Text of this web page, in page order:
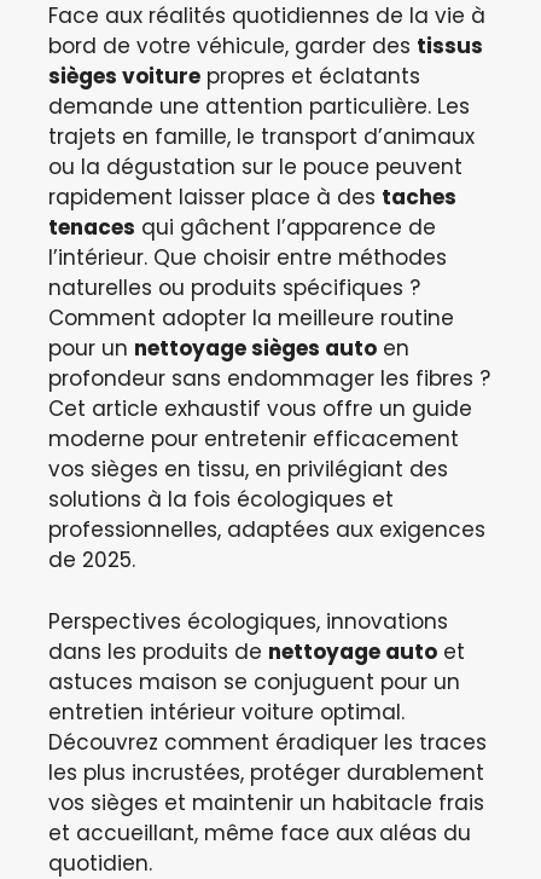
Face aux réalités quotidiennes de la vie à
bord de votre véhicule, garder des tissus
sièges voiture propres et éclatants
demande une attention particulière. Les
trajets en famille, le transport d’animaux
ou la dégustation sur le pouce peuvent
rapidement laisser place à des taches
tenaces qui gâchent l’apparence de
l’intérieur. Que choisir entre méthodes
naturelles ou produits spécifiques ?
Comment adopter la meilleure routine
pour un nettoyage sièges auto en
profondeur sans endommager les fibres ?
Cet article exhaustif vous offre un guide
moderne pour entretenir efficacement
vos sièges en tissu, en privilégiant des
solutions à la fois écologiques et
professionnelles, adaptées aux exigences
de 2025.
Perspectives écologiques, innovations
dans les produits de nettoyage auto et
astuces maison se conjuguent pour un
entretien intérieur voiture optimal.
Découvrez comment éradiquer les traces
les plus incrustées, protéger durablement
vos sièges et maintenir un habitacle frais
et accueillant, même face aux aléas du
quotidien.